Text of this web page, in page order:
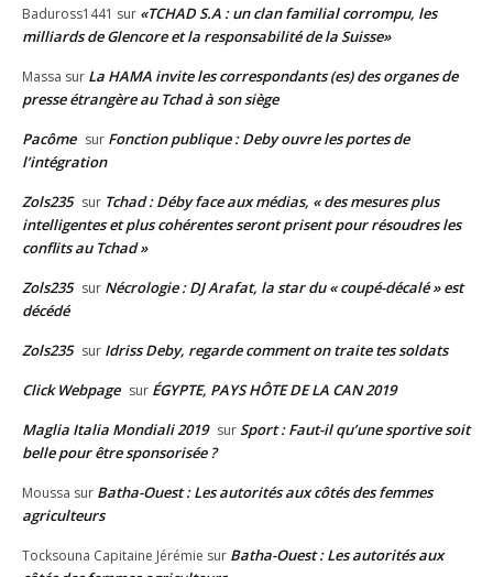
Baduross1441 sur «TCHAD S.A : un clan familial corrompu, les
milliards de Glencore et la responsabilité de la Suisse»
Massa sur La HAMA invite les correspondants (es) des organes de
presse étrangère au Tchad à son siège
Pacôme sur Fonction publique : Deby ouvre les portes de
l’intégration
Zols235 sur Tchad : Déby face aux médias, « des mesures plus
intelligentes et plus cohérentes seront prisent pour résoudres les
conflits au Tchad »
Zols235 sur Nécrologie : DJ Arafat, la star du « coupé-décalé » est
décédé
Zols235 sur Idriss Deby, regarde comment on traite tes soldats
Click Webpage sur ÉGYPTE, PAYS HÔTE DE LA CAN 2019
Maglia Italia Mondiali 2019 surSport : Faut-il qu’une sportive soit
belle pour être sponsorisée ?
Moussa sur Batha-Ouest : Les autorités aux côtés des femmes
agriculteurs
Tocksouna Capitaine Jérémie sur Batha-Ouest : Les autorités aux